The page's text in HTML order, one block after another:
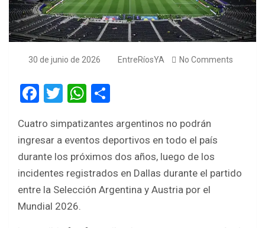
30 de junio de 2026 EntreRíosYA No Comments
F
ce
b
o
o
k
T
tt
er
W
at
s
A
p
ar
e
Cuatro simpatizantes argentinos no podrán
ingresar a eventos deportivos en todo el país
durante los próximos dos años, luego de los
incidentes registrados en Dallas durante el partido
entre la Selección Argentina y Austria por el
Mundial 2026.